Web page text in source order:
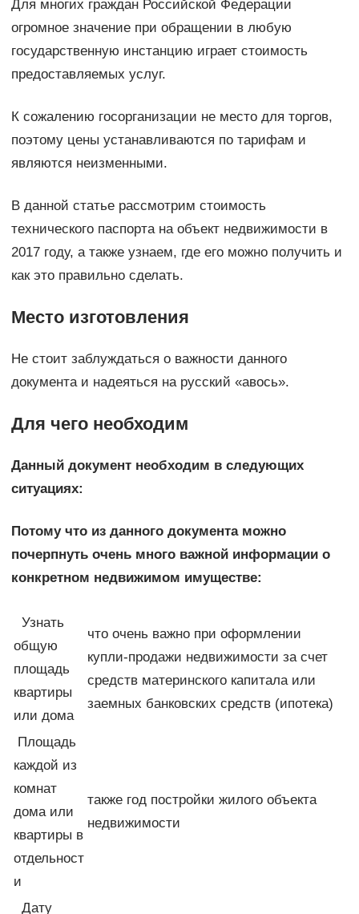
Для многих граждан Российской Федерации
огромное значение при обращении в любую
государственную инстанцию играет стоимость
предоставляемых услуг.
К сожалению госорганизации не место для торгов,
поэтому цены устанавливаются по тарифам и
являются неизменными.
В данной статье рассмотрим стоимость
технического паспорта на объект недвижимости в
2017 году, а также узнаем, где его можно получить и
как это правильно сделать.
Место изготовления
Не стоит заблуждаться о важности данного
документа и надеяться на русский «авось».
Для чего необходим
Данный документ необходим в следующих
ситуациях:
Потому что из данного документа можно
почерпнуть очень много важной информации о
конкретном недвижимом имуществе:
Узнать
общую
площадь
квартиры
или дома
что очень важно при оформлении
купли-продажи недвижимости за счет
средств материнского капитала или
заемных банковских средств (ипотека)
Площадь
каждой из
комнат
дома или
квартиры в
отдельност
и
также год постройки жилого объекта
недвижимости
Дату